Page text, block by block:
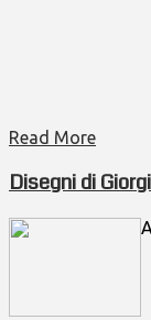
Read More
Disegni di